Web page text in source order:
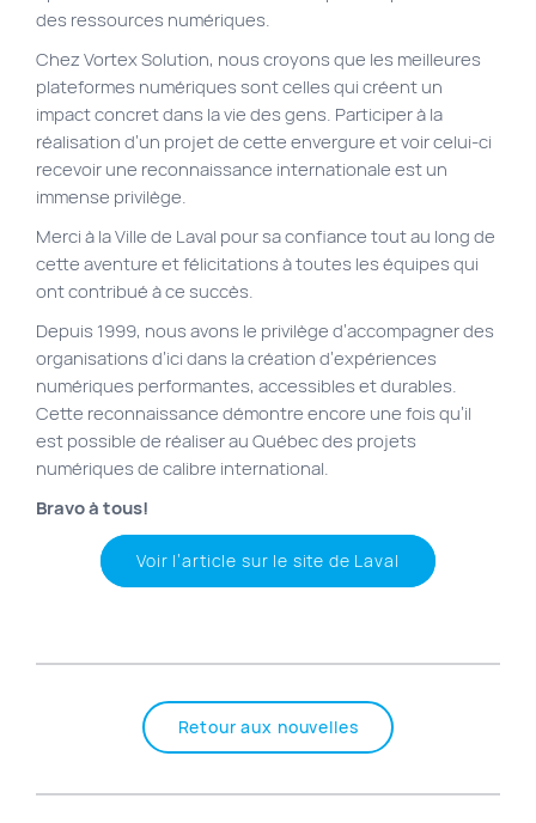
des ressources numériques.
Chez Vortex Solution, nous croyons que les meilleures
plateformes numériques sont celles qui créent un
impact concret dans la vie des gens. Participer à la
réalisation d’un projet de cette envergure et voir celui-ci
recevoir une reconnaissance internationale est un
immense privilège.
Merci à la Ville de Laval pour sa confiance tout au long de
cette aventure et félicitations à toutes les équipes qui
ont contribué à ce succès.
Depuis 1999, nous avons le privilège d’accompagner des
organisations d’ici dans la création d’expériences
numériques performantes, accessibles et durables.
Cette reconnaissance démontre encore une fois qu’il
est possible de réaliser au Québec des projets
numériques de calibre international.
Bravo à tous!
Voir l’article sur le site de Laval
Retour aux nouvelles